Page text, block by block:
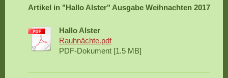
Artikel in "Hallo Alster" Ausgabe Weihnachten 2017
Hallo Alster
Rauhnächte.pdf
PDF-Dokument [1.5 MB]